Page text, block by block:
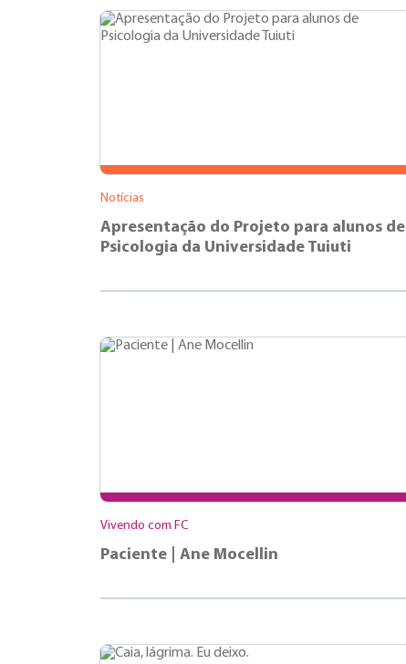
Notícias
Apresentação do Projeto para alunos de
Psicologia da Universidade Tuiuti
Vivendo com FC
Paciente | Ane Mocellin